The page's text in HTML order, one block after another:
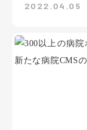
2022.04.05